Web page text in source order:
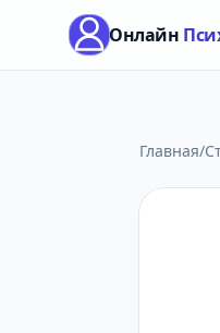
Онлайн
Главная/